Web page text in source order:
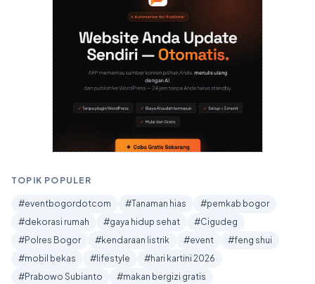
TOPIK POPULER
#eventbogordotcom #Tanaman hias
#pemkab bogor
#dekorasi rumah
#gaya hidup sehat
#Cigudeg
#Polres Bogor
#kendaraan listrik #event
#feng shui
#mobil bekas
#lifestyle
#hari kartini 2026
#Prabowo Subianto
#makan bergizi gratis